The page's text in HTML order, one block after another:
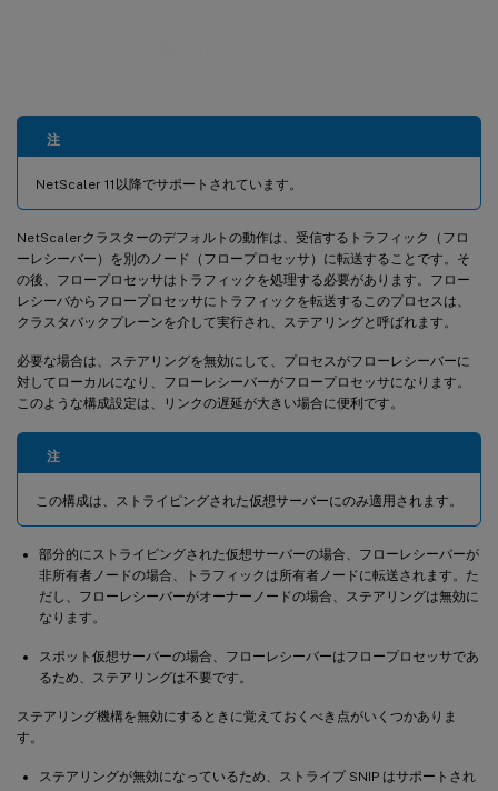
注
NetScaler 11以降でサポートされています。
NetScalerクラスターのデフォルトの動作は、受信するトラフィック（フロ
ーレシーバー）を別のノード（フロープロセッサ）に転送することです。そ
の後、フロープロセッサはトラフィックを処理する必要があります。フロー
レシーバからフロープロセッサにトラフィックを転送するこのプロセスは、
クラスタバックプレーンを介して実行され、ステアリングと呼ばれます。
必要な場合は、ステアリングを無効にして、プロセスがフローレシーバーに
対してローカルになり、フローレシーバーがフロープロセッサになります。
このような構成設定は、リンクの遅延が大きい場合に便利です。
注
この構成は、ストライピングされた仮想サーバーにのみ適用されます。
部分的にストライピングされた仮想サーバーの場合、フローレシーバーが
非所有者ノードの場合、トラフィックは所有者ノードに転送されます。た
だし、フローレシーバーがオーナーノードの場合、ステアリングは無効に
なります。
スポット仮想サーバーの場合、フローレシーバーはフロープロセッサであ
るため、ステアリングは不要です。
ステアリング機構を無効にするときに覚えておくべき点がいくつかありま
す。
ステアリングが無効になっているため、ストライプ SNIP はサポートされ